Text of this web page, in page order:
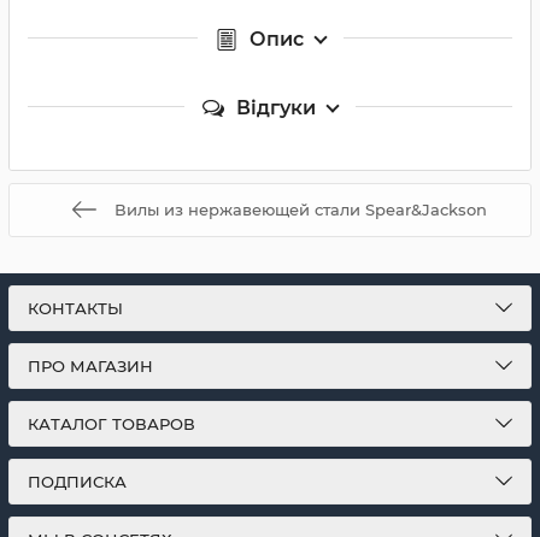
Опис
Відгуки
Вилы из нержавеющей стали Spear&Jackson
КОНТАКТЫ
ПРО МАГАЗИН
КАТАЛОГ ТОВАРОВ
ПОДПИСКА